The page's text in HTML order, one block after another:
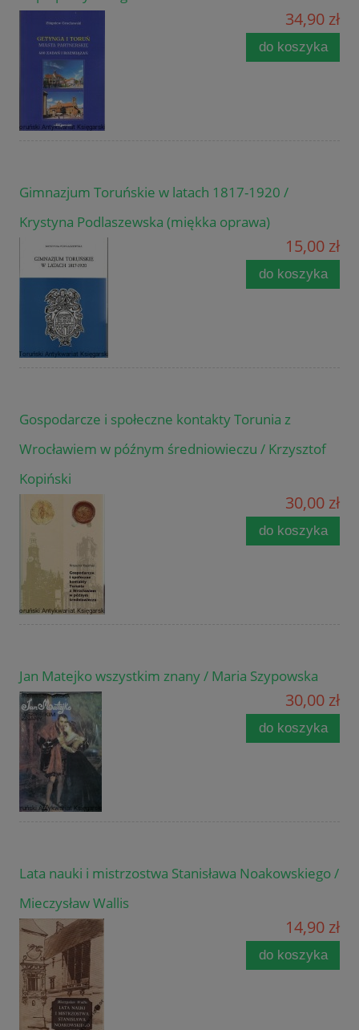
34,90 zł
do koszyka
Gimnazjum Toruńskie w latach 1817-1920 /
Krystyna Podlaszewska (miękka oprawa)
15,00 zł
do koszyka
Gospodarcze i społeczne kontakty Torunia z
Wrocławiem w późnym średniowieczu / Krzysztof
Kopiński
30,00 zł
do koszyka
Jan Matejko wszystkim znany / Maria Szypowska
30,00 zł
do koszyka
Lata nauki i mistrzostwa Stanisława Noakowskiego /
Mieczysław Wallis
14,90 zł
do koszyka